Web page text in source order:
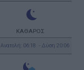
ΚΑΘΑΡΟΣ
Ανατολή: 06:18 - Δύση 20:06